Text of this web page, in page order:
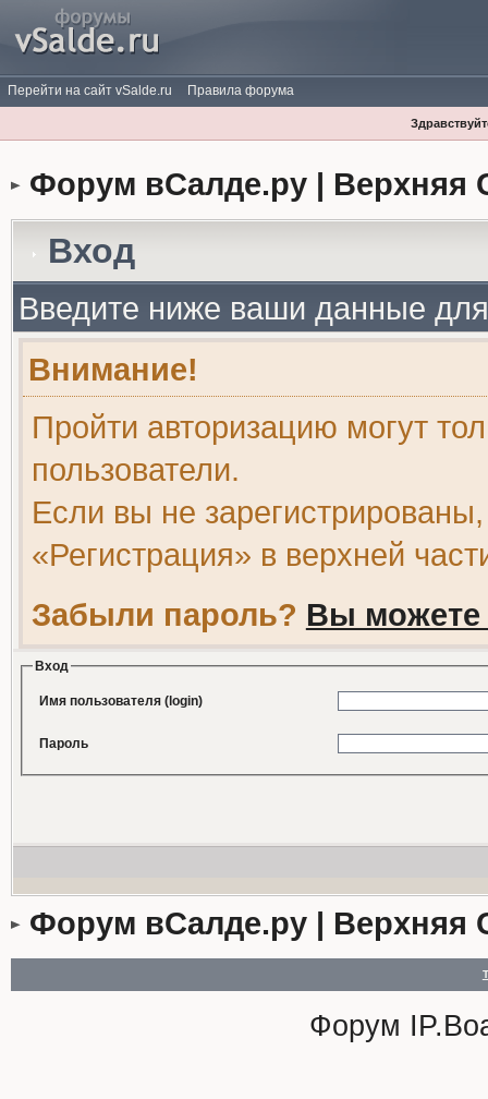
Перейти на сайт vSalde.ru Правила форума
Форум вСалде.ру | Верхняя
Вход
Введите ниже ваши данные
Внимание!
Пройти авторизацию могут
пользователи.
Если вы не
«Регистрация» в верхней
Забыли пароль? Вы можете
Вход
Имя пользователя (login)
Пароль
Форум вСалде.ру | Верхняя
Форум